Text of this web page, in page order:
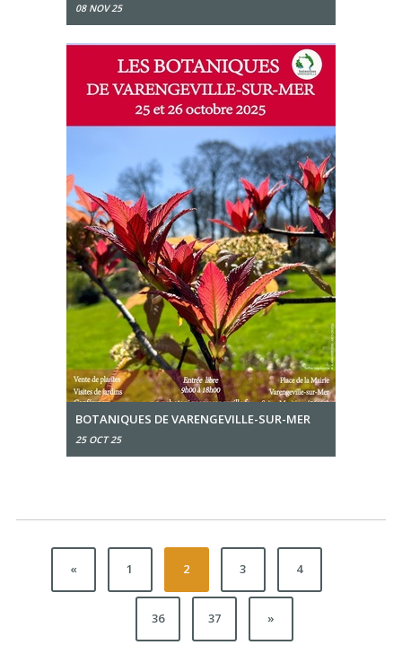
08 NOV 25
BOTANIQUES DE VARENGEVILLE-SUR-MER
25 OCT 25
« 1 2 3 4
36 37 »